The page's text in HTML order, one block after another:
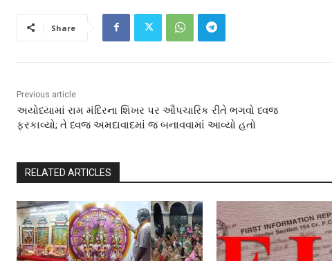
Share
Previous article
અયોધ્યામાં રામ મંદિરના શિખર પર ઔપચારિક રીતે ભગવો ધ્વજ
ફરકાવ્યો; તે ધ્વજ અમદાવાદમાં જ બનાવવામાં આવ્યો હતો
RELATED ARTICLES